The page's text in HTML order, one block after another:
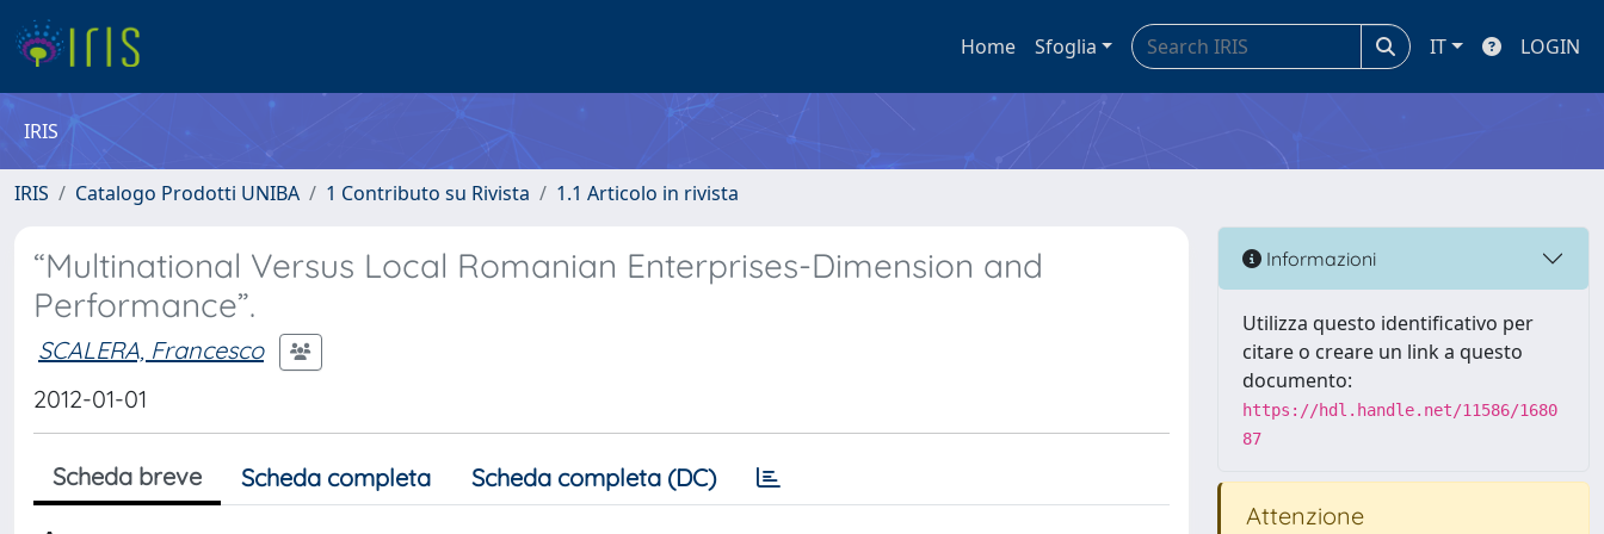
Home Sfoglia IT LOGIN
IRIS
IRIS Catalogo Prodotti UNIBA 1 Contributo su Rivista 1.1 Articolo in rivista
“Multinational Versus Local Romanian Enterprises-Dimension and
Performance”.
SCALERA, Francesco
2012-01-01
Scheda breve Scheda completa Scheda completa (DC)
Informazioni
Utilizza questo identificativo per
citare o creare un link a questo
documento:
https://hdl.handle.net/11586/1680
87
Attenzione